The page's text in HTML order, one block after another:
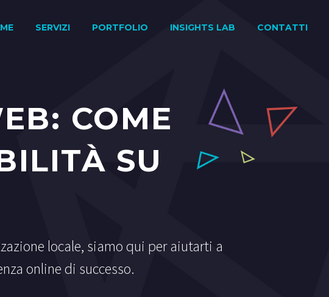
SERVIZI PORTFOLIO INSIGHTS LAB CONTATTI
COME
SU
locale, siamo qui per aiutarti a
online di successo.